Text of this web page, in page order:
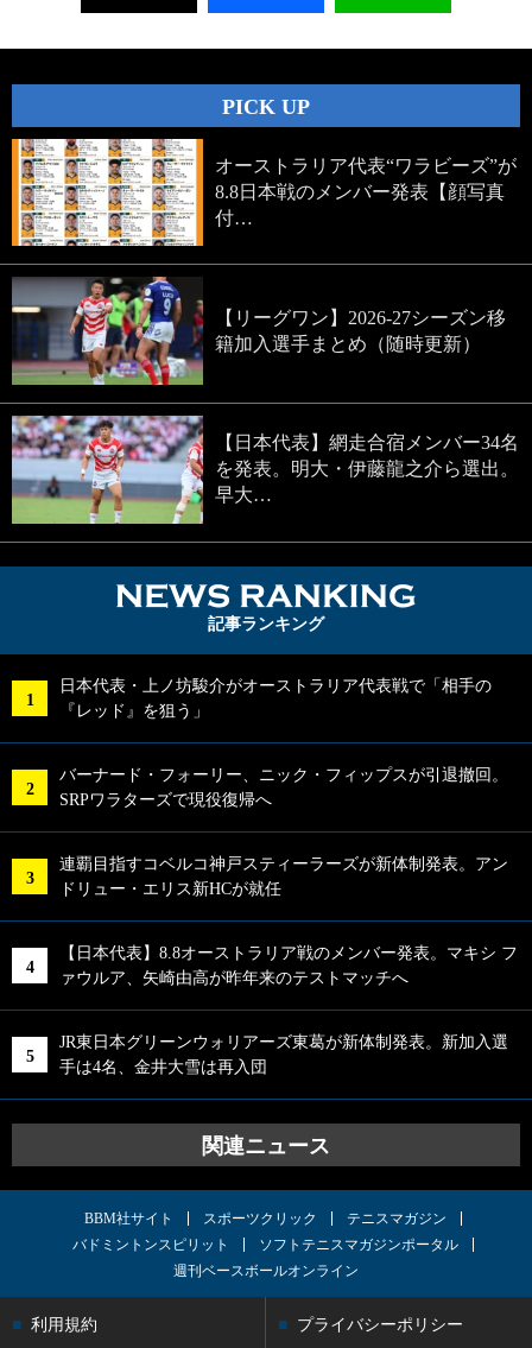
PICK UP
オーストラリア代表“ワラビーズ”が
8.8日本戦のメンバー発表【顔写真
付…
【リーグワン】2026-27シーズン移
籍加入選手まとめ（随時更新）
【日本代表】網走合宿メンバー34名
を発表。明大・伊藤龍之介ら選出。
早大…
記事ランキング
日本代表・上ノ坊駿介がオーストラリア代表戦で「相手の
『レッド』を狙う」
バーナード・フォーリー、ニック・フィップスが引退撤回。
SRPワラターズで現役復帰へ
連覇目指すコベルコ神戸スティーラーズが新体制発表。アン
ドリュー・エリス新HCが就任
【日本代表】8.8オーストラリア戦のメンバー発表。マキシ フ
ァウルア、矢崎由高が昨年来のテストマッチへ
JR東日本グリーンウォリアーズ東葛が新体制発表。新加入選
手は4名、金井大雪は再入団
関連ニュース
BBM社サイト スポーツクリック
テニスマガジン
バドミントンスピリット
ソフトテニスマガジンポータル
週刊ベースボールオンライン
利用規約 プライバシーポリシー